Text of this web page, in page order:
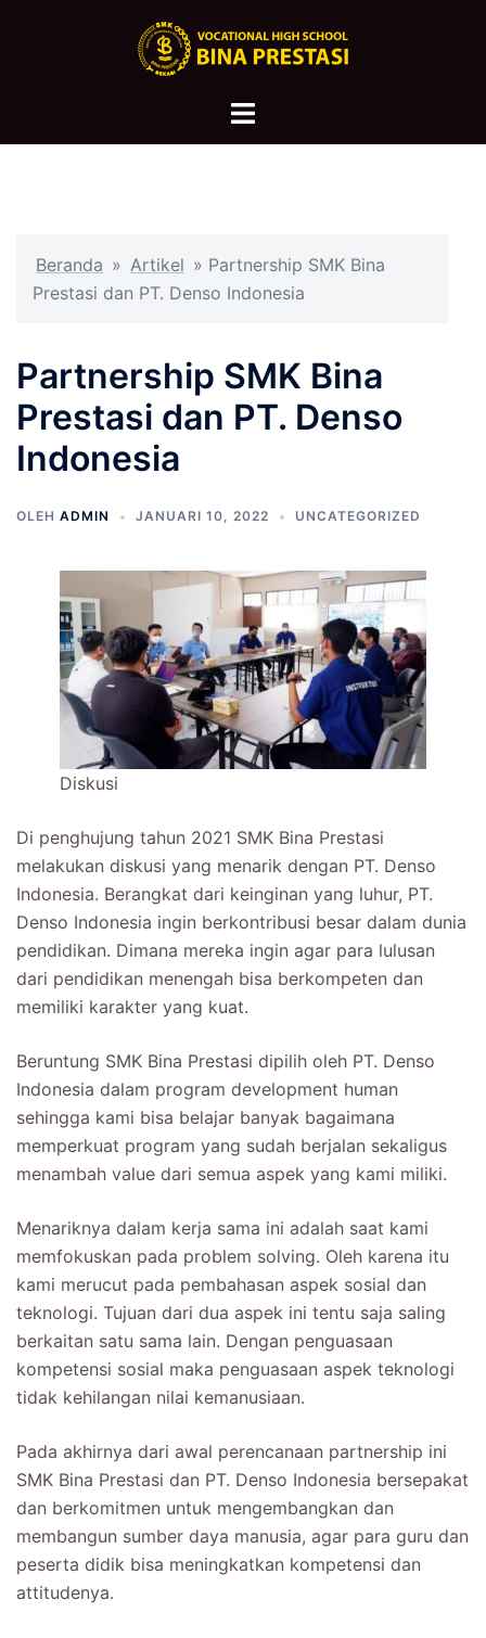
Menu
Beranda » Artikel » Partnership SMK Bina
Prestasi dan PT. Denso Indonesia
Partnership SMK Bina
Prestasi dan PT. Denso
Indonesia
OLEH ADMIN JANUARI 10, 2022 UNCATEGORIZED
Diskusi
Di penghujung tahun 2021 SMK Bina Prestasi
melakukan diskusi yang menarik dengan PT. Denso
Indonesia. Berangkat dari keinginan yang luhur, PT.
Denso Indonesia ingin berkontribusi besar dalam dunia
pendidikan. Dimana mereka ingin agar para lulusan
dari pendidikan menengah bisa berkompeten dan
memiliki karakter yang kuat.
Beruntung SMK Bina Prestasi dipilih oleh PT. Denso
Indonesia dalam program development human
sehingga kami bisa belajar banyak bagaimana
memperkuat program yang sudah berjalan sekaligus
menambah value dari semua aspek yang kami miliki.
Menariknya dalam kerja sama ini adalah saat kami
memfokuskan pada problem solving. Oleh karena itu
kami merucut pada pembahasan aspek sosial dan
teknologi. Tujuan dari dua aspek ini tentu saja saling
berkaitan satu sama lain. Dengan penguasaan
kompetensi sosial maka penguasaan aspek teknologi
tidak kehilangan nilai kemanusiaan.
Pada akhirnya dari awal perencanaan partnership ini
SMK Bina Prestasi dan PT. Denso Indonesia bersepakat
dan berkomitmen untuk mengembangkan dan
membangun sumber daya manusia, agar para guru dan
peserta didik bisa meningkatkan kompetensi dan
attitudenya.